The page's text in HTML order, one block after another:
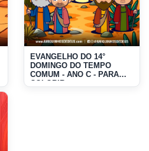
EVANGELHO DO 14°
DOMINGO DO TEMPO
COMUM - ANO C - PARA
COLORIR